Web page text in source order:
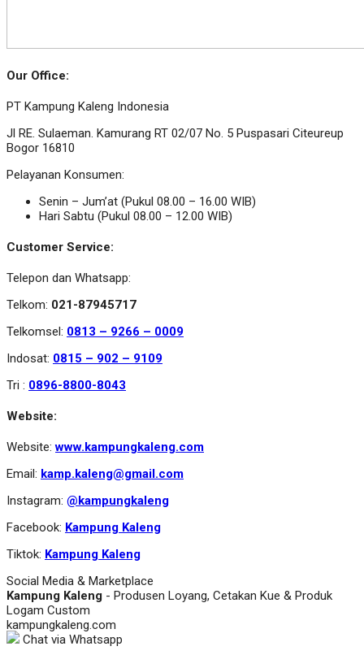
Our Office:
PT Kampung Kaleng Indonesia
Jl RE. Sulaeman. Kamurang RT 02/07 No. 5 Puspasari Citeureup
Bogor 16810
Pelayanan Konsumen:
Senin – Jum’at (Pukul 08.00 – 16.00 WIB)
Hari Sabtu (Pukul 08.00 – 12.00 WIB)
Customer Service:
Telepon dan Whatsapp:
Telkom: 021-87945717
Telkomsel: 0813 – 9266 – 0009
Indosat: 0815 – 902 – 9109
Tri : 0896-8800-8043
Website:
Website:www.kampungkaleng.com
Email: kamp.kaleng@gmail.com
Instagram: @kampungkaleng
Facebook: Kampung Kaleng
Tiktok: Kampung Kaleng
Social Media & Marketplace
Kampung Kaleng - Produsen Loyang, Cetakan Kue & Produk
Logam Custom
kampungkaleng.com
Chat via Whatsapp